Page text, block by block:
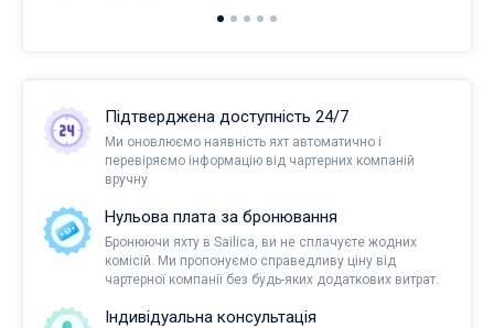
Підтверджена доступність 24/7
Ми оновлюємо наявність яхт автоматично і
перевіряємо інформацію від чартерних компаній
вручну
Нульова плата за бронювання
Бронюючи яхту в Sailica, ви не сплачуєте жодних
комісій. Ми пропонуємо справедливу ціну від
чартерної компанії без будь-яких додаткових витрат.
Індивідуальна консультація